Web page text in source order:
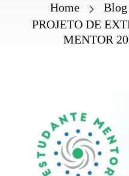
Home Blog
PROJETO DE
MENTOR